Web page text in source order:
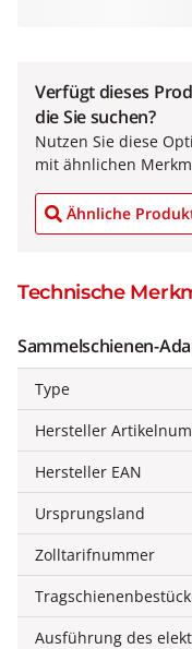
Verfügt dieses
die Sie suchen?
Nutzen Sie diese
mit ähnlichen
Ähnliche
Technische
Sammelschienen-
Type
Hersteller
Hersteller EAN
Ursprungsland
Zolltarifnummer